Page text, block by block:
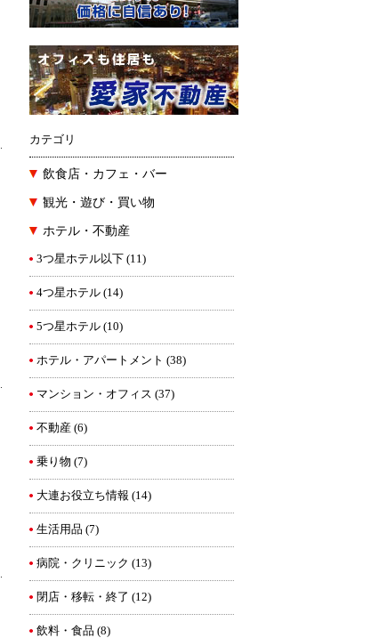
カテゴリ
飲食店・カフェ・バー
観光・遊び・買い物
ホテル・不動産
3つ星ホテル以下 (11)
4つ星ホテル (14)
5つ星ホテル (10)
ホテル・アパートメント (38)
マンション・オフィス (37)
不動産 (6)
乗り物 (7)
大連お役立ち情報 (14)
生活用品 (7)
病院・クリニック (13)
閉店・移転・終了 (12)
飲料・食品 (8)